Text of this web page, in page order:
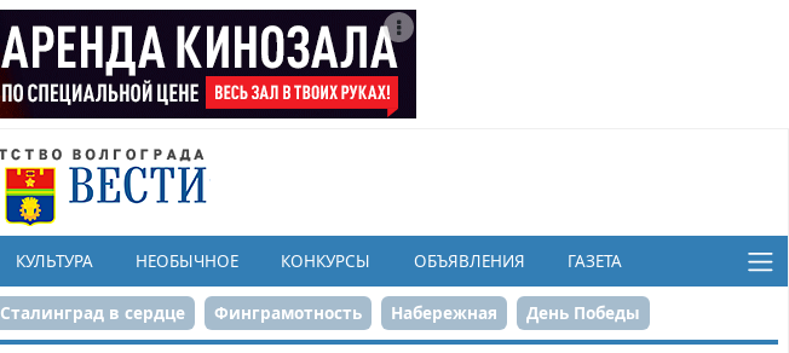
КУЛЬТУРА НЕОБЫЧНОЕ КОНКУРСЫ ОБЪЯВЛЕНИЯ ГАЗЕТА
Сталинград в сердце Финграмотность Набережная День Победы